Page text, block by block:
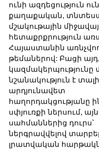
ունի ազդեցություն
քաղաքական,
մշակութային
հետաքրքրություն
Հայաստանին
թեմաներով: Բացի այդ,
կազմակերպությունը
նշանակություն է
արդյունավետ
հաղորդակցությանը
սփյուռքի ներսում,
սահմաններից դուրս՝
ներգրավվելով
լրատվական